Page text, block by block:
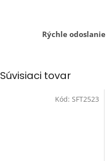
Rýchle odoslanie
Súvisiaci tovar
Kód: SFT2523